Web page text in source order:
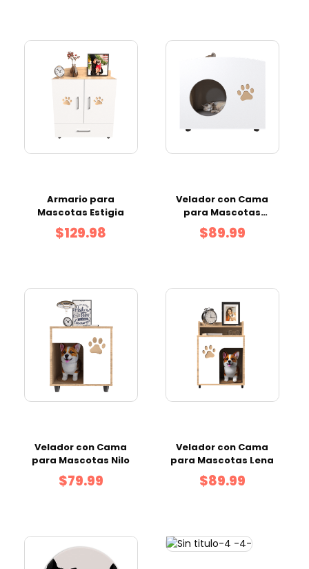
Armario para
Mascotas Estigia
$129.98
Velador con Cama
para Mascotas
Ganges
$89.99
Velador con Cama
para Mascotas Nilo
$79.99
Velador con Cama
para Mascotas Lena
$89.99